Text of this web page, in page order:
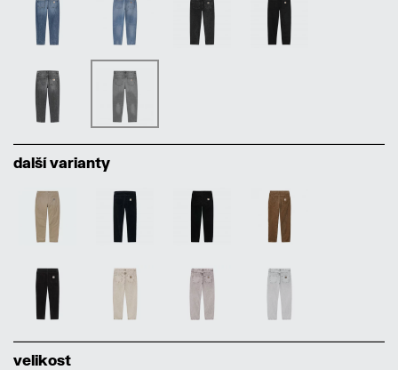
další varianty
velikost